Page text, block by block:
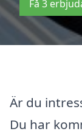
Få 3
Är du
Du har